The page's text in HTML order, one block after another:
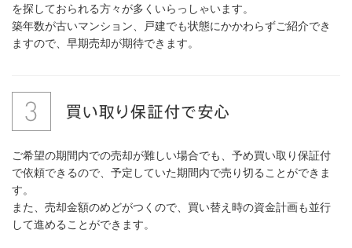
を探しておられる方々が多くいらっしゃいます。
築年数が古いマンション、戸建でも状態にかかわらずご紹介でき
ますので、早期売却が期待できます。
ご希望の期間内での売却が難しい場合でも、予め買い取り保証付
で依頼できるので、予定していた期間内で売り切ることができま
す。
また、売却金額のめどがつくので、買い替え時の資金計画も並行
して進めることができます。